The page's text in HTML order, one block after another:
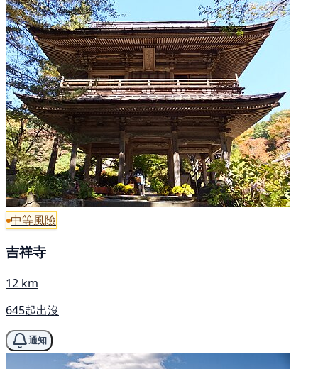
中等風險
吉祥寺
12 km
645起出沒
通知